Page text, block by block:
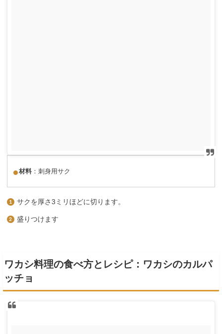
材料：刺身用サク
サクを厚さ3ミリほどに切ります。
盛りつけます
ワカシ料理の食べ方とレシピ：ワカシのカルパ
ッチョ